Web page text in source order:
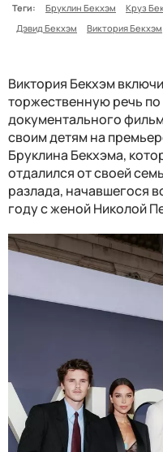
Теги:
Бруклин Бекхэм Круз
Дэвид Бекхэм
Виктория Бекхэм
Виктория Бекхэм
торжественную речь
документального
своим детям на
Бруклина Бекхэма,
отдалился от своей
разлада, начавшегося
году с женой Николой